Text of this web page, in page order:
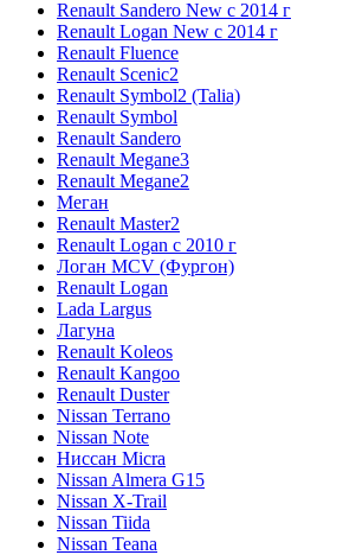
Renault Sandero New с 2014 г
Renault Logan New с 2014 г
Renault Fluence
Renault Scenic2
Renault Symbol2 (Talia)
Renault Symbol
Renault Sandero
Renault Megane3
Renault Megane2
Меган
Renault Master2
Renault Logan c 2010 г
Логан МСV (Фургон)
Renault Logan
Lada Largus
Лагуна
Renault Koleos
Renault Kangoo
Renault Duster
Nissan Terrano
Nissan Note
Ниссан Micra
Nissan Almera G15
Nissan X-Trail
Nissan Tiida
Nissan Teana